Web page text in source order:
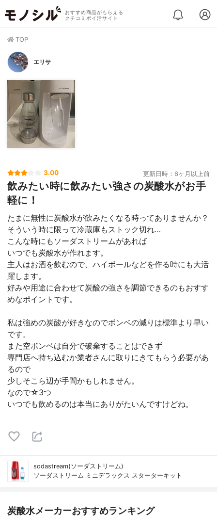
おすすめ商品がもらえる
クチコミポイ活サイト
TOP
エリサ
3.00 更新日時：6ヶ月以上前
飲みたい時に飲みたい強さの炭酸水がお手
軽に！
たまに無性に炭酸水が飲みたくなる時ってありませんか？
そういう時に限って冷蔵庫もストック切れ…
こんな時にもソーダストリームがあれば
いつでも炭酸水が作れます。
主人はお酒を飲むので、ハイボールなどを作る時にも大活
躍します。
好みや用途に合わせて炭酸の強さを調節できるのもおすす
めなポイントです。
私は強めの炭酸が好きなのでボンベの減りは標準より早い
です。
また空ボンベは自分で破棄することはできず
専門店へ持ち込むか業者さんに取りにきてもらう必要があ
るので
少しそこら辺が手間かもしれません。
なので☆3つ
いつでも飲めるのは本当にありがたいんですけどね。
sodastream(ソーダストリーム)
ソーダストリーム ミニデラックス スターターキット
炭酸水メーカーおすすめランキング